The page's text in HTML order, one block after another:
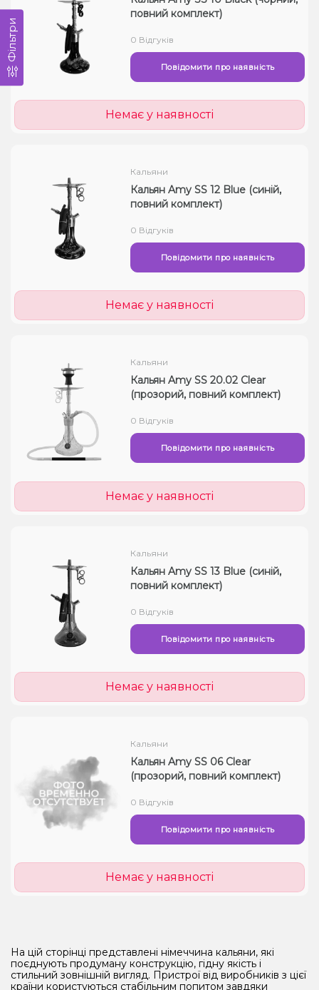
повний комплект)
0 Відгуків
Повідомити про наявність
Немає у наявності
Кальяни
Кальян Amy SS 12 Blue (синій,
повний комплект)
0 Відгуків
Повідомити про наявність
Немає у наявності
Кальяни
Кальян Amy SS 20.02 Clear
(прозорий, повний комплект)
0 Відгуків
Повідомити про наявність
Немає у наявності
Кальяни
Кальян Amy SS 13 Blue (синій,
повний комплект)
0 Відгуків
Повідомити про наявність
Немає у наявності
Кальяни
Кальян Amy SS 06 Clear
(прозорий, повний комплект)
0 Відгуків
Повідомити про наявність
Немає у наявності
На цій сторінці представлені німеччина кальяни, які
поєднують продуману конструкцію, гідну якість і
стильний зовнішній вигляд. Пристрої від виробників з цієї
країни користуються стабільним попитом завдяки
Фільтри